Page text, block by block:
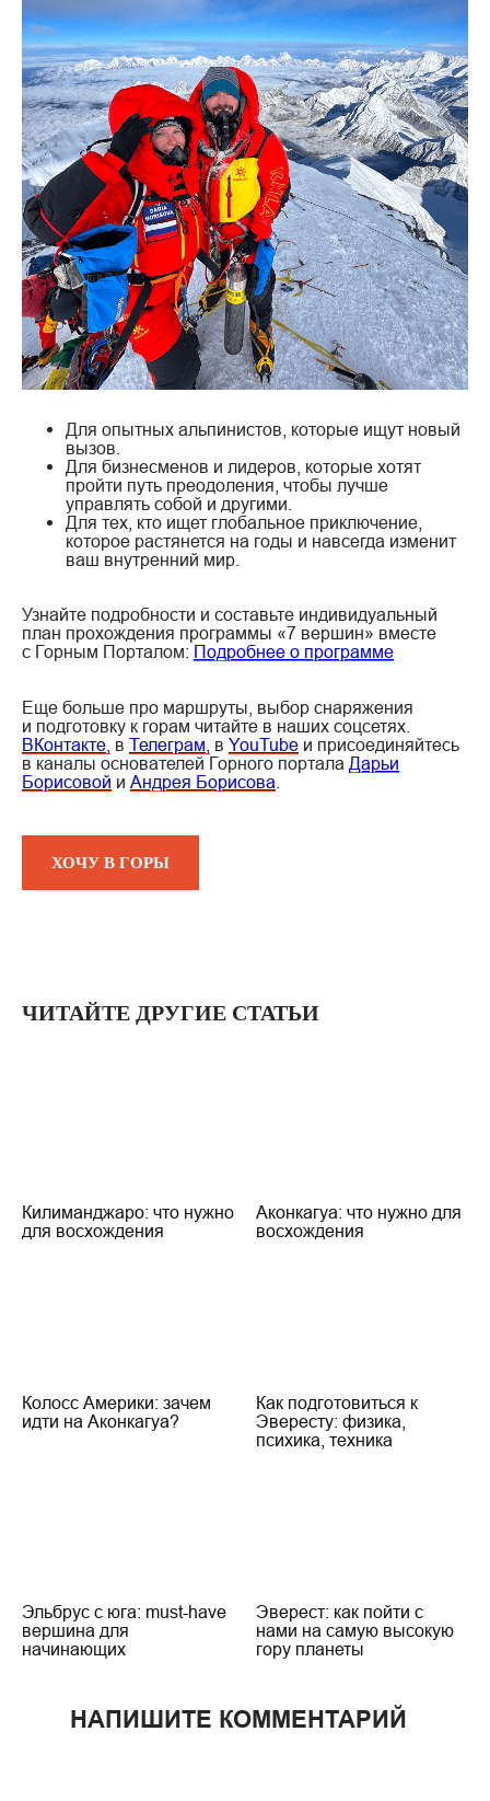
Для опытных альпинистов, которые ищут новый
вызов.
Для бизнесменов и лидеров, которые хотят
пройти путь преодоления, чтобы лучше
управлять собой и другими.
Для тех, кто ищет глобальное приключение,
которое растянется на годы и навсегда изменит
ваш внутренний мир.
Узнайте подробности и составьте индивидуальный
план прохождения программы «7 вершин» вместе
с Горным Порталом: Подробнее о программе
Еще больше про маршруты, выбор снаряжения
и подготовку к горам читайте в наших соцсетях.
ВКонтакте, в Телеграм, в YouTube и присоединяйтесь
в каналы основателей Горного портала Дарьи
Борисовой и Андрея Борисова
ХОЧУ В ГОРЫ
ЧИТАЙТЕ ДРУГИЕ СТАТЬИ
Килиманджаро: что нужно
для восхождения
Аконкагуа: что нужно для
восхождения
Колосс Америки: зачем
идти на Аконкагуа?
Как подготовиться к
Эвересту: физика,
психика, техника
Эльбрус с юга: must-have
вершина для
начинающих
Эверест: как пойти с
нами на самую высокую
гору планеты
НАПИШИТЕ КОММЕНТАРИЙ